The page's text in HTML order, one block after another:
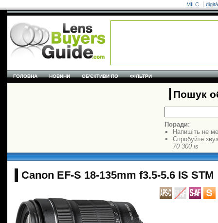
MILC
ГОЛОВНА НОВИНИ ОБ'ЄКТИВИ ПО ФІЛЬТРИ
Пошук
Поради:
Напишіть не
Спробуйте
70 300 is
Canon EF-S 18-135mm f3.5-5.6 IS STM